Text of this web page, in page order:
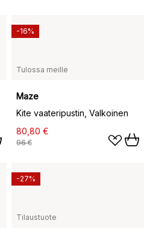
Tulossa meille
Maze
Kite vaateripustin, Valkoinen
80,80 €
96 €
-16%
Tilaustuote
-27%